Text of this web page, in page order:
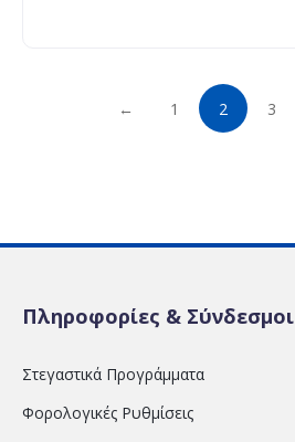
← 1 2 3
Πληροφορίες & Σύνδεσμοι
Στεγαστικά Προγράμματα
Φορολογικές Ρυθμίσεις